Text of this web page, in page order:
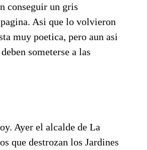
conseguir un gris
Asi que lo volvieron
muy poetica, pero aun asi
someterse a las
Ayer el alcalde de La
que destrozan los Jardines